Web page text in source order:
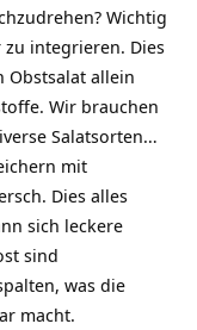
Wichtig
integrieren. Dies
Obstsalat allein
Wir brauchen
Salatsorten…
mit
Dies alles
sich leckere
sind
was die
macht.